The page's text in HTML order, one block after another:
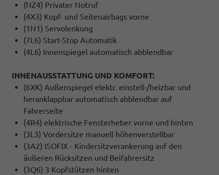
(NZ4) Privater Notruf
(4X3) Kopf- und Seitenairbags vorne
(1N1) Servolenkung
(7L6) Start-Stop Automatik
(4L6) Innenspiegel automatisch abblendbar
INNENAUSSTATTUNG UND KOMFORT:
(6XK) Außenspiegel elektr. einstell-/heizbar und
heranklappbar automatisch abblendbar auf
Fahrerseite
(4R4) elektrische Fensterheber vorne und hinten
(3L3) Vordersitze manuell höhenverstellbar
(3A2) ISOFIX - Kindersitzverankerung auf den
äußeren Rücksitzen und Beifahrersitz
(3Q6) 3 Kopfstützen hinten